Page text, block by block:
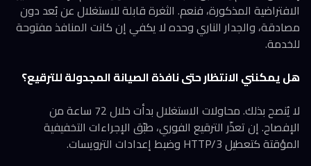
الافتراضية المذكورة، فنعم. الثغرة قابلة للاستغلال عن بُعد دون
مصادقة، والجدار الناري وحده لا يكفي إن كانت المنافذ مفتوحة
للخدمة.
هل يمكنني الانتظار حتى نافذة الصيانة المجدولة للترقيع؟
لا يُنصح بذلك. محاولات الاستغلال بدأت خلال 72 ساعة من
الإفصاح. إن تعذّر الترقيع الفوري، طبّق الإجراءات التخفيفية
المؤقتة كتعطيل HTTP/3 وضبط إعدادات الترويسات.